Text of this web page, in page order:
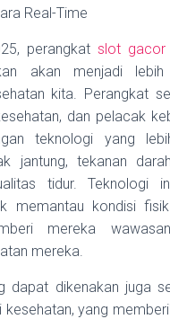
Real-Time
perangkat slot gacor
akan menjadi
kita. Perangkat
dan pelacak
teknologi yang
jantung, tekanan
tidur. Teknologi
memantau kondisi
mereka
mereka.
dapat dikenakan juga
kesehatan, yang